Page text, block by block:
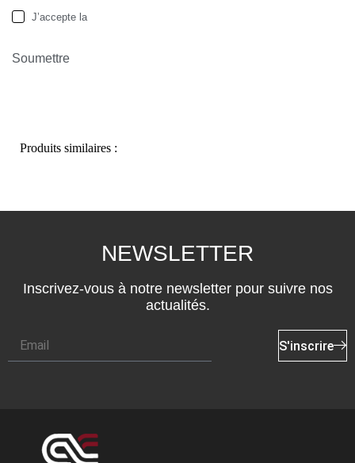
J’accepte la
Soumettre
Produits similaires :
NEWSLETTER
Inscrivez-vous à notre newsletter pour suivre nos
actualités.
S'inscrire